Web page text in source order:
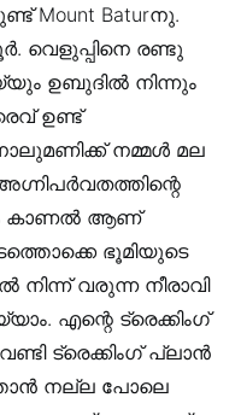
Mount Baturനു.
വെളുപ്പിനെ രണ്ടു
ഉബുദില്‍ നിന്നും
ഉണ്ട്
നമ്മള്‍ മല
കാണല്‍ ആണ്
ഭൂമിയുടെ
നിന്ന് വരുന്ന നീരാവി
എന്റെ ട്രെക്കിംഗ്
ട്രെക്കിംഗ് പ്ലാന്‍
നല്ല പോലെ